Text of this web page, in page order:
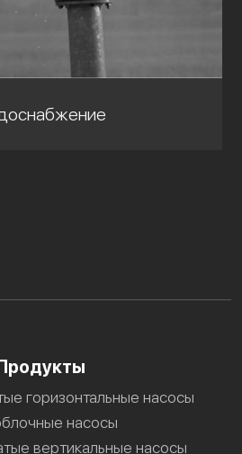
горизонтальные насосы
насосы
вертикальные насосы